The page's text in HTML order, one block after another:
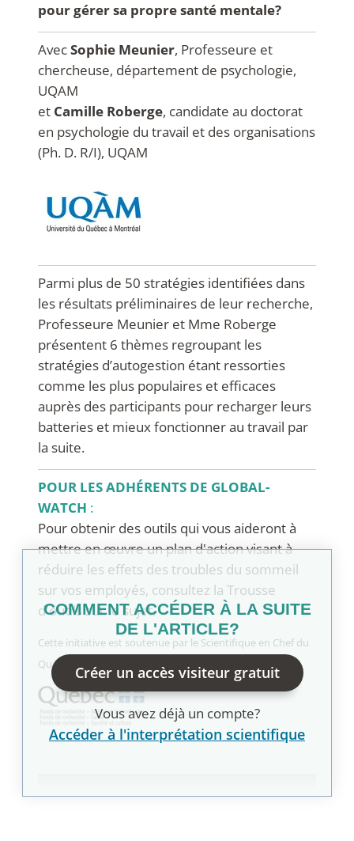
pour gérer sa propre santé mentale?
AvecSophie Meunier, Professeure et
chercheuse, département de psychologie,
UQAM
et Camille Roberge, candidate au doctorat
en psychologie du travail et des organisations
(Ph. D. R/I), UQAM
Parmi plus de 50 stratégies identifiées dans
les résultats préliminaires de leur recherche,
Professeure Meunier et Mme Roberge
présentent 6 thèmes regroupant les
stratégies d’autogestion étant ressorties
comme les plus populaires et efficaces
auprès des participants pour recharger leurs
batteries et mieux fonctionner au travail par
la suite.
POUR LES ADHÉRENTS DE GLOBAL-
WATCH :
Pour obtenir des outils qui vous aideront à
mettre en œuvre un plan d'action visant à
réduire les effets des troubles du sommeil
sur vos employés, consultez la Trousse
d'outils sur le sujet.
Cette initiative est soutenue par le Scientifique en Chef du
Québec avec les Fonds de recherche du Québec.
COMMENT ACCÉDER À LA SUITE
DE L'ARTICLE?
Créer un accès visiteur gratuit
Vous avez déjà un compte?
Accéder à l'interprétation scientifique